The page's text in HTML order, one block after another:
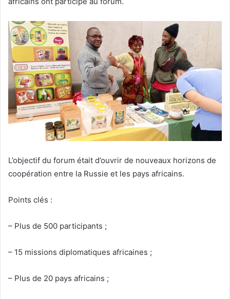
L’objectif du forum était d’ouvrir de nouveaux horizons de
coopération entre la Russie et les pays africains.
Points clés :
– Plus de 500 participants ;
– 15 missions diplomatiques africaines ;
– Plus de 20 pays africains ;